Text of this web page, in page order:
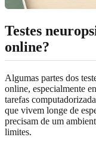
Testes
online?
Algumas partes dos
online, especialmente
tarefas
que vivem longe de
precisam de um
limites.